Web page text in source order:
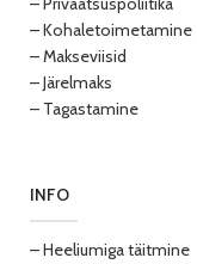
– Kohaletoimetamine
– Makseviisid
– Järelmaks
– Tagastamine
INFO
– Heeliumiga täitmine